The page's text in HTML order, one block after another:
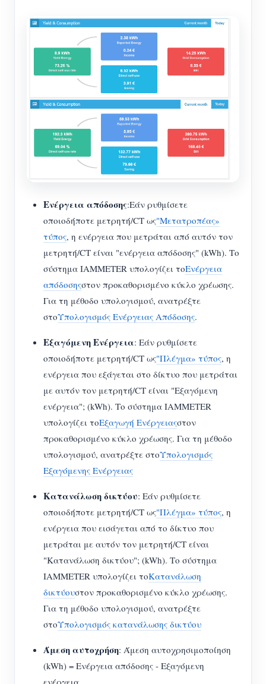
Ενέργεια απόδοσης:Εάν ρυθμίσετε
οποιοδήποτε μετρητή/CT ως"Μετατροπέας»
τύπος, η ενέργεια που μετράται από αυτόν τον
μετρητή/CT είναι "ενέργεια απόδοσης" (kWh). Το
σύστημα IAMMETER υπολογίζει τοΕνέργεια
απόδοσηςστον προκαθορισμένο κύκλο χρέωσης.
Για τη μέθοδο υπολογισμού, ανατρέξτε
στοΥπολογισμός Ενέργειας Απόδοσης.
Εξαγόμενη Ενέργεια: Εάν ρυθμίσετε
οποιοδήποτε μετρητή/CT ως"Πλέγμα» τύπος, η
ενέργεια που εξάγεται στο δίκτυο που μετράται
με αυτόν τον μετρητή/CT είναι "Εξαγόμενη
ενέργεια"; (kWh). Το σύστημα IAMMETER
υπολογίζει τοΕξαγωγή Ενέργειαςστον
προκαθορισμένο κύκλο χρέωσης. Για τη μέθοδο
υπολογισμού, ανατρέξτε στοΥπολογισμός
Εξαγόμενης Ενέργειας
Κατανάλωση δικτύου: Εάν ρυθμίσετε
οποιοδήποτε μετρητή/CT ως"Πλέγμα» τύπος, η
ενέργεια που εισάγεται από το δίκτυο που
μετράται με αυτόν τον μετρητή/CT είναι
"Κατανάλωση δικτύου"; (kWh). Το σύστημα
IAMMETER υπολογίζει τοΚατανάλωση
δικτύουστον προκαθορισμένο κύκλο χρέωσης.
Για τη μέθοδο υπολογισμού, ανατρέξτε
στοΥπολογισμός κατανάλωσης δικτύου
Άμεση αυτοχρήση: Άμεση αυτοχρησιμοποίηση
(kWh) = Ενέργεια απόδοσης - Εξαγόμενη